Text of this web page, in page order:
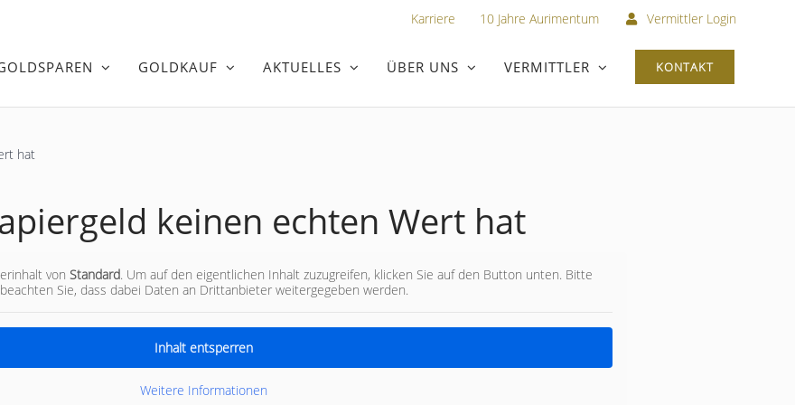
Karriere 10 Jahre Aurimentum Vermittler Login
GOLDKAUF AKTUELLES ÜBER UNS VERMITTLER KONTAKT
hat
keinen echten Wert hat
26. Januar 2024
von Standard. Um auf den eigentlichen Inhalt zuzugreifen, klicken Sie auf den Button unten. Bitte
beachten Sie, dass dabei Daten an Drittanbieter weitergegeben werden.
Inhalt entsperren
Weitere Informationen